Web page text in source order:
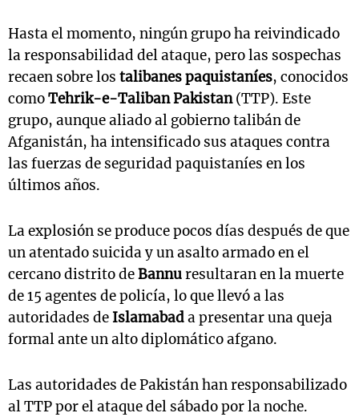
Hasta el momento, ningún grupo ha reivindicado
la responsabilidad del ataque, pero las sospechas
recaen sobre los talibanes paquistaníes, conocidos
comoTehrik-e-Taliban Pakistan(TTP). Este
grupo, aunque aliado al gobierno talibán de
Afganistán, ha intensificado sus ataques contra
las fuerzas de seguridad paquistaníes en los
últimos años.
La explosión se produce pocos días después de que
un atentado suicida y un asalto armado en el
cercano distrito deBannuresultaran en la muerte
de 15 agentes de policía, lo que llevó a las
autoridades de Islamabada presentar una queja
formal ante un alto diplomático afgano.
Las autoridades de Pakistán han responsabilizado
al TTP por el ataque del sábado por la noche.